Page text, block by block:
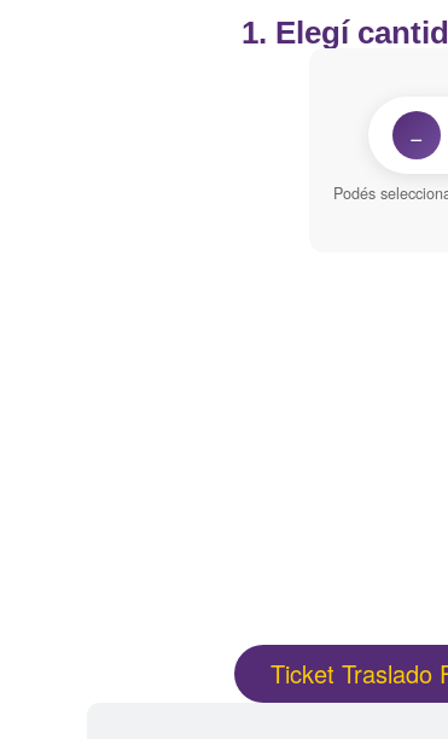
1. Elegí
−
Podés
Ticket Traslado